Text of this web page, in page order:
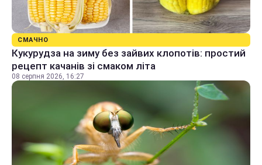
СМАЧНО
Кукурудза на зиму без зайвих клопотів: простий
рецепт качанів зі смаком літа
08 серпня 2026, 16:27